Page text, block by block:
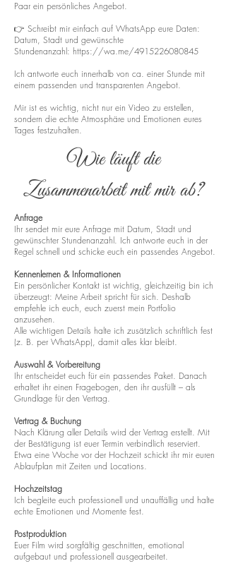
Paar ein persönliches Angebot.
👉 Schreibt mir einfach auf WhatsApp eure Daten:
Datum, Stadt und gewünschte
Stundenanzahl: https://wa.me/4915226080845
Ich antworte euch innerhalb von ca. einer Stunde mit
einem passenden und transparenten Angebot.
Mir ist es wichtig, nicht nur ein Video zu erstellen,
sondern die echte Atmosphäre und Emotionen eures
Tages festzuhalten.
Wie läuft die
Zusammenarbeit mit mir ab?
Anfrage
Ihr sendet mir eure Anfrage mit Datum, Stadt und
gewünschter Stundenanzahl. Ich antworte euch in der
Regel schnell und schicke euch ein passendes Angebot.
Kennenlernen & Informationen
Ein persönlicher Kontakt ist wichtig, gleichzeitig bin ich
überzeugt: Meine Arbeit spricht für sich. Deshalb
empfehle ich euch, euch zuerst mein Portfolio
anzusehen.
Alle wichtigen Details halte ich zusätzlich schriftlich fest
(z. B. per WhatsApp), damit alles klar bleibt.
Auswahl & Vorbereitung
Ihr entscheidet euch für ein passendes Paket. Danach
erhaltet ihr einen Fragebogen, den ihr ausfüllt – als
Grundlage für den Vertrag.
Vertrag & Buchung
Nach Klärung aller Details wird der Vertrag erstellt. Mit
der Bestätigung ist euer Termin verbindlich reserviert.
Etwa eine Woche vor der Hochzeit schickt ihr mir euren
Ablaufplan mit Zeiten und Locations.
Hochzeitstag
Ich begleite euch professionell und unauffällig und halte
echte Emotionen und Momente fest.
Postproduktion
Euer Film wird sorgfältig geschnitten, emotional
aufgebaut und professionell ausgearbeitet.